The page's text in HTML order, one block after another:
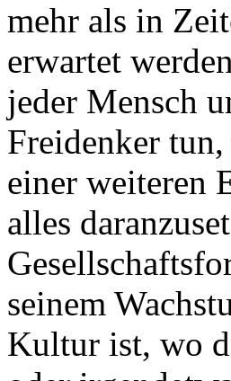
mehr als in
erwartet
jeder Mensch
Freidenker
einer weiteren
alles
seinem
Kultur ist, wo